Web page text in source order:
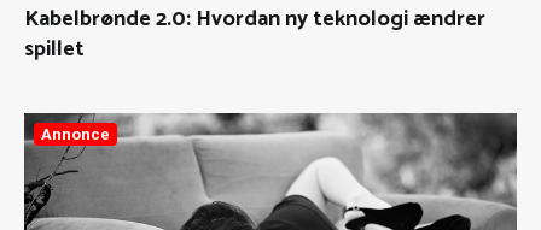
Kabelbrønde 2.0: Hvordan ny teknologi ændrer
spillet
Annonce